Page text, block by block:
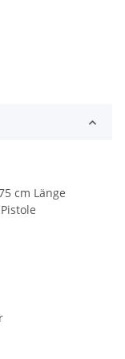
cm Länge